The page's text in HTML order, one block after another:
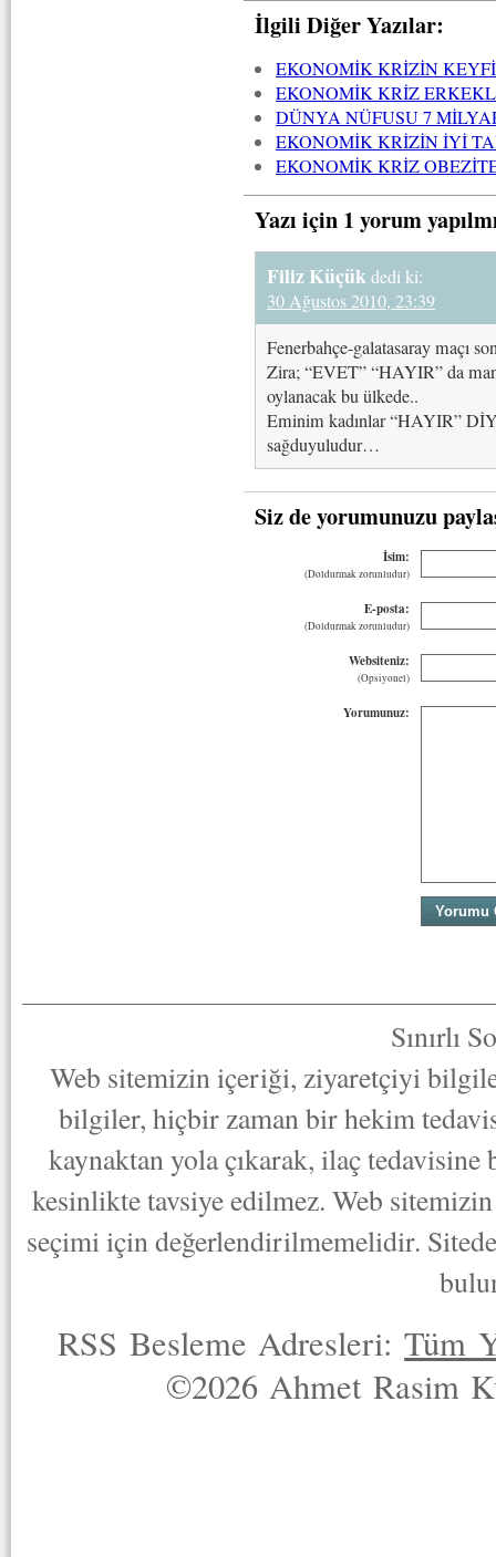
İlgili Diğer Yazılar:
EKONOMİK KRİZİN
EKONOMİK KRİZ
DÜNYA NÜFUSU 7
EKONOMİK KRİZİN İYİ
EKONOMİK KRİZ
Yazı için 1 yorum
Filiz Küçükdedi ki:
30 Ağustos 2010, 23:39
Fenerbahçe-galatasaray maçı
Zira; “EVET” “HAYIR” da
oylanacak bu ülkede..
Eminim kadınlar “HAYIR”
sağduyuludur…
Siz de yorumunuzu
İsim:
(Doldurmak zorunludur)
E-posta:
(Doldurmak zorunludur)
Websiteniz:
(Opsiyonel)
Yorumunuz:
Sınırlı
Web sitemizin içeriği, ziyaretçiyi
bilgiler, hiçbir zaman bir hekim
kaynaktan yola çıkarak, ilaç
kesinlikte tavsiye edilmez. Web
seçimi için değerlendirilmemelidir.
RSS Besleme Adresleri:Tüm
©2026 Ahmet Rasim